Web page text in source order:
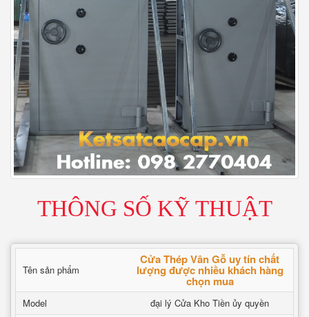
THÔNG SỐ KỸ THUẬT
Tên sản phẩm
Cửa Thép Vân Gỗ uy tín chất
lượng được nhiều khách hàng
chọn mua
Model
đại lý Cửa Kho Tiền ủy quyền